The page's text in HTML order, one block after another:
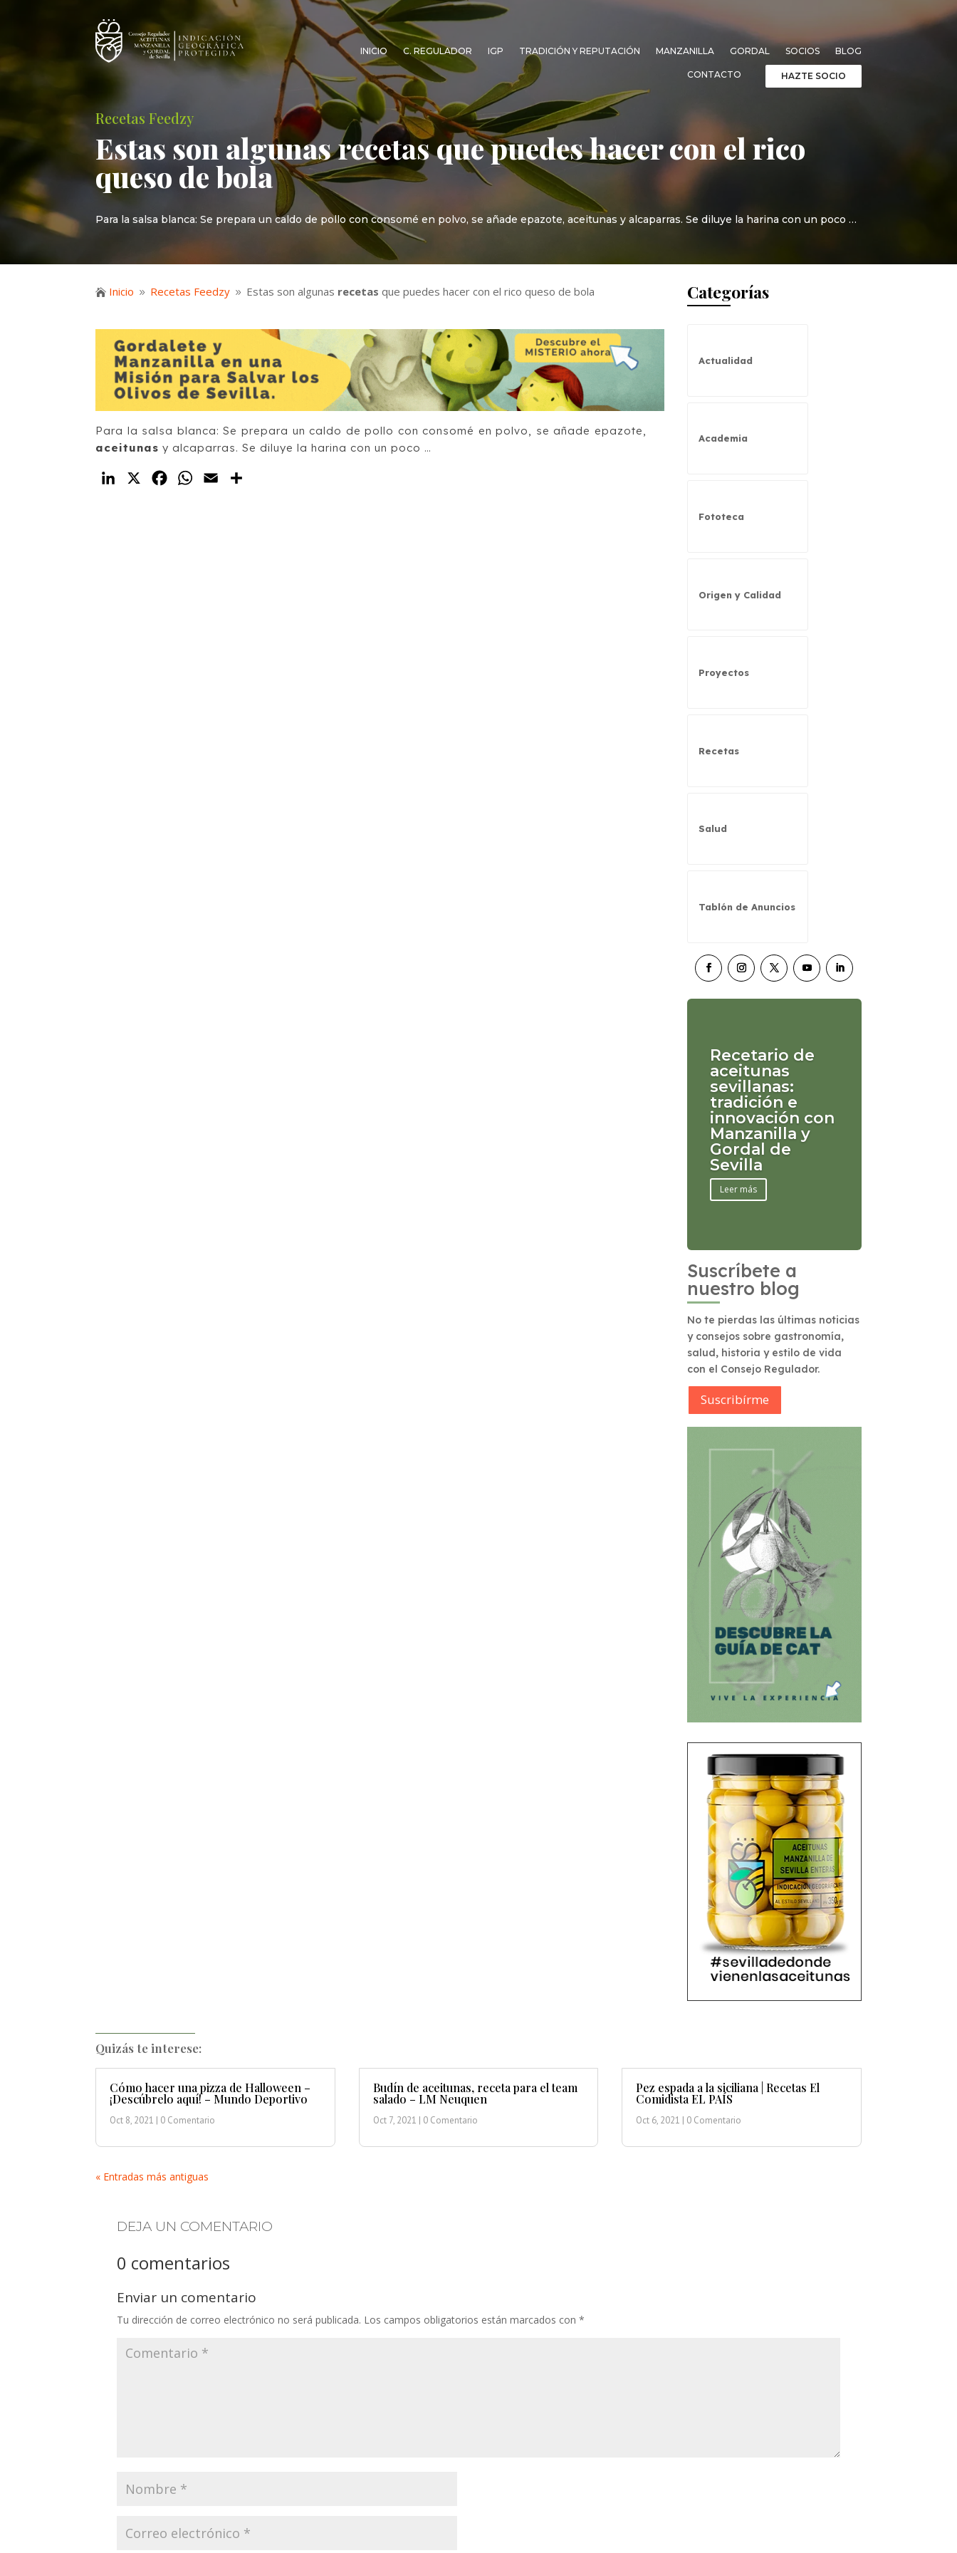
INICIO C. REGULADOR IGP TRADICIÓN Y REPUTACIÓN MANZANILLA GORDAL SOCIOS BLOG
CONTACTO HAZTE SOCIO
Recetas Feedzy
Estas son algunasrecetasque puedes hacer con el rico
queso de bola
Para la salsa blanca: Se prepara un caldo de pollo con consomé en polvo, se añade epazote, aceitunas y alcaparras. Se diluye la harina con un poco …
 Inicio 9 Recetas Feedzy 9 Estas son algunas recetas que puedes hacer con el rico queso de bola
Para la salsa blanca: Se prepara un caldo de pollo con consomé en polvo, se añade epazote,
aceitunas y alcaparras. Se diluye la harina con un poco …
LinkedIn
X FacebookWhatsApp
Email
Categorías
Actualidad
Academia
Fototeca
Origen y Calidad
Proyectos
Recetas
Salud
Tablón de Anuncios
Recetario de
aceitunas
sevillanas:
tradición e
innovación con
Manzanilla y
Gordal de
Sevilla
Leer más
Suscríbete a
nuestro blog
No te pierdas las últimas noticias
y consejos sobre gastronomía,
salud, historia y estilo de vida
con el Consejo Regulador.
Suscribírme
Quizás te interese:
Cómo hacer una pizza de Halloween –
¡Descúbrelo aquí! – Mundo Deportivo
Oct 8, 2021 | 0 Comentario
Budín de aceitunas, receta para el team
salado – LM Neuquen
Oct 7, 2021 | 0 Comentario
Pez espada a la siciliana | Recetas El
Comidista EL PAÍS
Oct 6, 2021 | 0 Comentario
« Entradas más antiguas
DEJA UN COMENTARIO
0 comentarios
Enviar un comentario
Tu dirección de correo electrónico no será publicada. Los campos obligatorios están marcados con*